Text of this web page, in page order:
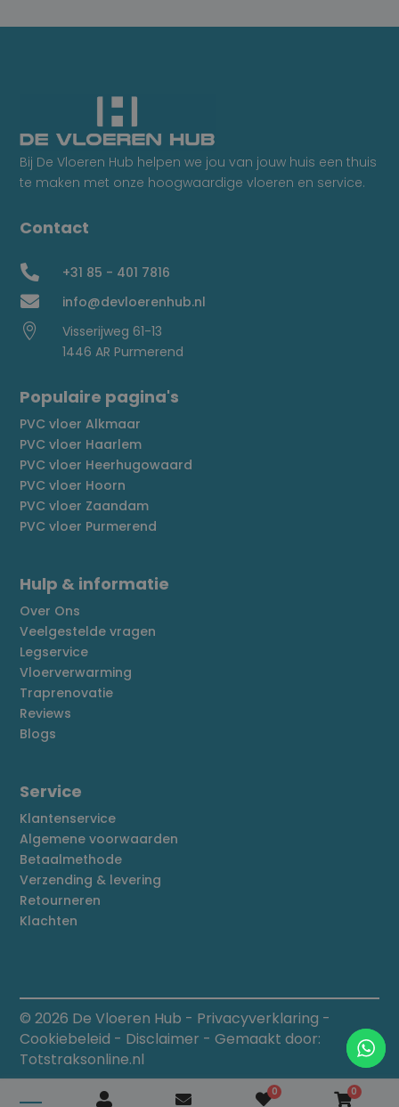
0 0
Bij De Vloeren Hub helpen we jou van jouw huis een thuis
te maken met onze hoogwaardige vloeren en service.
Contact
 +31 85 - 401 7816
 info@devloerenhub.nl

Visserijweg 61-13
1446 AR Purmerend
Populaire pagina's
PVC vloer Alkmaar
PVC vloer Haarlem
PVC vloer Heerhugowaard
PVC vloer Hoorn
PVC vloer Zaandam
PVC vloer Purmerend
Hulp & informatie
Over Ons
Veelgestelde vragen
Legservice
Vloerverwarming
Traprenovatie
Reviews
Blogs
Service
Klantenservice
Algemene voorwaarden
Betaalmethode
Verzending & levering
Retourneren
Klachten
© 2026 De Vloeren Hub - Privacyverklaring -
Cookiebeleid - Disclaimer - Gemaakt door:
Totstraksonline.nl